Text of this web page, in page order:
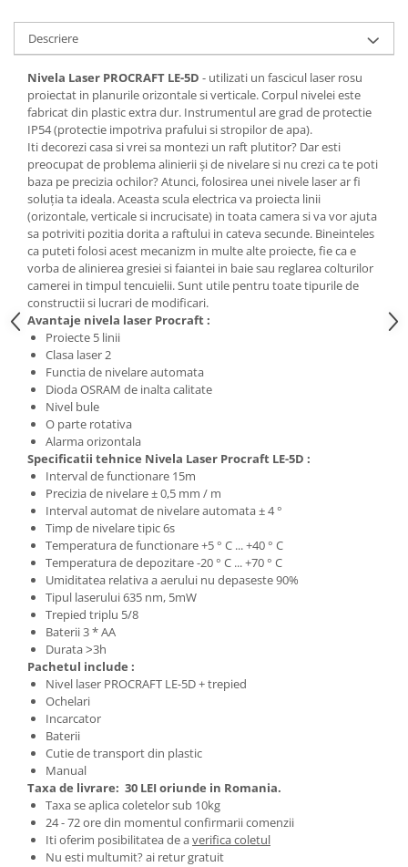
Zootehnie
Incubatoare, oparitoare si
deplumatoare
Echipamente pentru animale
Aparate de tuns animale
Piese si accesorii aparate de tuns
animale
Tarcuri animale
Semanatori
Masini batut stalpi si accesorii
Roabe & accesorii
Casute gradina si cutii depozitare
Mobilier gradina
Corturi, Prelate si plase de
umbrire
Lopeti zapada
Zdrobitoare si teascuri
Teascuri
Zdrobitoare electrice
Zdrobitoare electrice & manuale
Zdrobitoare manuale
Masini de cusut si accesorii
Articole antidaunatori gradina
Sere si solarii
Suflante si aspiratoare exterior
Unelte altoit
Unelte manuale de gradina -
Stropitori
Folie si plase pt plante
Masini de maturat manuale
Masini batut stalpi
Pentru Casa si Camping
Aragaze, plite, piese butelii de
Descriere
Nivela Laser PROCRAFT LE-5D - utilizati un fascicul laser rosu
proiectat in planurile orizontale si verticale. Corpul nivelei este
fabricat din plastic extra dur. Instrumentul are grad de protectie
IP54 (protectie impotriva prafului si stropilor de apa).
Iti decorezi casa si vrei sa montezi un raft plutitor? Dar esti
preocupat de problema alinierii și de nivelare si nu crezi ca te poti
baza pe precizia ochilor? Atunci, folosirea unei nivele laser ar fi
soluția ta ideala. Aceasta scula electrica va proiecta linii
(orizontale, verticale si incrucisate) in toata camera si va vor ajuta
sa potriviti pozitia dorita a raftului in cateva secunde. Bineinteles
ca puteti folosi acest mecanizm in multe alte proiecte, fie ca e
vorba de alinierea gresiei si faiantei in baie sau reglarea colturilor
camerei in timpul tencuielii. Sunt utile pentru toate tipurile de
constructii si lucrari de modificari.
Avantaje nivela laser Procraft :
Proiecte 5 linii
Clasa laser 2
Functia de nivelare automata
Dioda OSRAM de inalta calitate
Nivel bule
O parte rotativa
Alarma orizontala
Specificatii tehnice Nivela Laser Procraft LE-5D :
Interval de functionare 15m
Precizia de nivelare ± 0,5 mm / m
Interval automat de nivelare automata ± 4 °
Timp de nivelare tipic 6s
Temperatura de functionare +5 ° C ... +40 ° С
Temperatura de depozitare -20 ° C ... +70 ° C
Umiditatea relativa a aerului nu depaseste 90%
Tipul laserului 635 nm, 5mW
Trepied triplu 5/8
Baterii 3 * AA
Durata ˃3h
Pachetul include :
Nivel laser PROCRAFT LE-5D + trepied
Ochelari
Incarcator
Baterii
Cutie de transport din plastic
Manual
Taxa de livrare: 30 LEI oriunde in Romania.
Taxa se aplica coletelor sub 10kg
24 - 72 ore din momentul confirmarii comenzii
Iti oferim posibilitatea de averifica coletul
Nu esti multumit? ai retur gratuit